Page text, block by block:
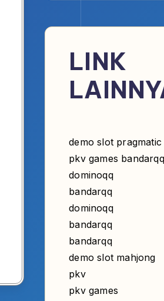
LINK
LAINNYA
dominoqq
bandarqq
dominoqq
bandarqq
bandarqq
demo slot mahjong
pkv
pkv games
Links